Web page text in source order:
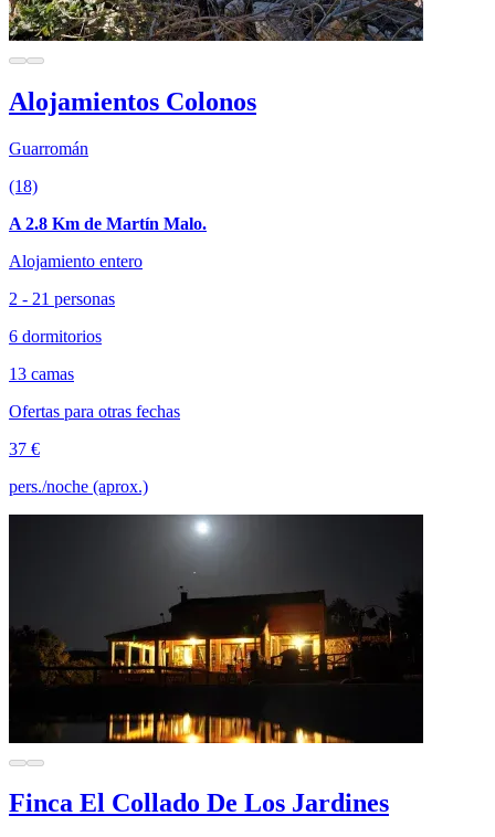
Alojamientos Colonos
Guarromán
(18)
A 2.8 Km de Martín Malo.
Alojamiento entero
2 - 21 personas
6 dormitorios
13 camas
Ofertas para otras fechas
37 €
pers./noche (aprox.)
Finca El Collado De Los Jardines